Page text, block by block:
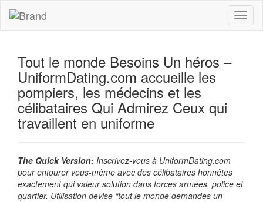
Tout le monde Besoins Un héros –
UniformDating.com accueille les
pompiers, les médecins et les
célibataires Qui Admirez Ceux qui
travaillent en uniforme
The Quick Version: Inscrivez-vous à UniformDating.com
pour entourer vous-même avec des célibataires honnêtes
exactement qui valeur solution dans forces armées, police et
quartier. Utilisation devise “tout le monde demandes un